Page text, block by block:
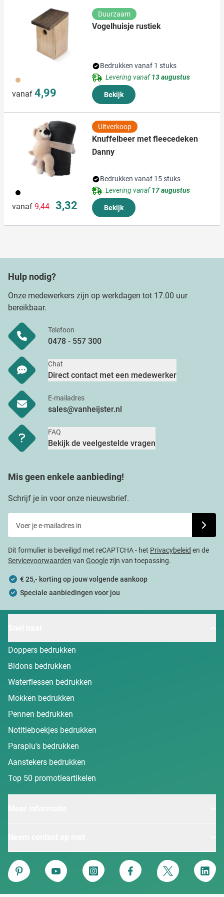
verzameld op basis van uw gebruik van hun services.
945
vanaf 4,99
Duurzaam
Vogelhuisje rustiek
Bedrukken vanaf 1 stuks
Levering vanaf13 augustus
Bekijk
001
vanaf Normale prijs
9,44 Speciale prijs
3,32
Uitverkoop
Knuffelbeer met fleecedeken
Danny
Bedrukken vanaf 15 stuks
Levering vanaf17 augustus
Bekijk
Hulp nodig?
Onze medewerkers zijn op werkdagen tot 17.00 uur
bereikbaar.
Telefoon
0478 - 557 300
Chat
Direct contact met een medewerker
E-mailadres
sales@vanheijster.nl
FAQ
Bekijk de veelgestelde vragen
Mis geen enkele aanbieding!
Schrijf je in voor onze nieuwsbrief.
Dit formulier is beveiligd met reCAPTCHA - het Privacybeleid en de
Servicevoorwaarden van Googlezijn van toepassing.
€ 25,- korting op jouw volgende aankoop
Speciale aanbiedingen voor jou
Doppers bedrukken
Bidons bedrukken
Waterflessen bedrukken
Mokken bedrukken
Pennen bedrukken
Notitieboekjes bedrukken
Paraplu's bedrukken
Aanstekers bedrukken
Top 50 promotieartikelen
Van Heijster
Pinterest
YouTube Instagram Facebook Twitter